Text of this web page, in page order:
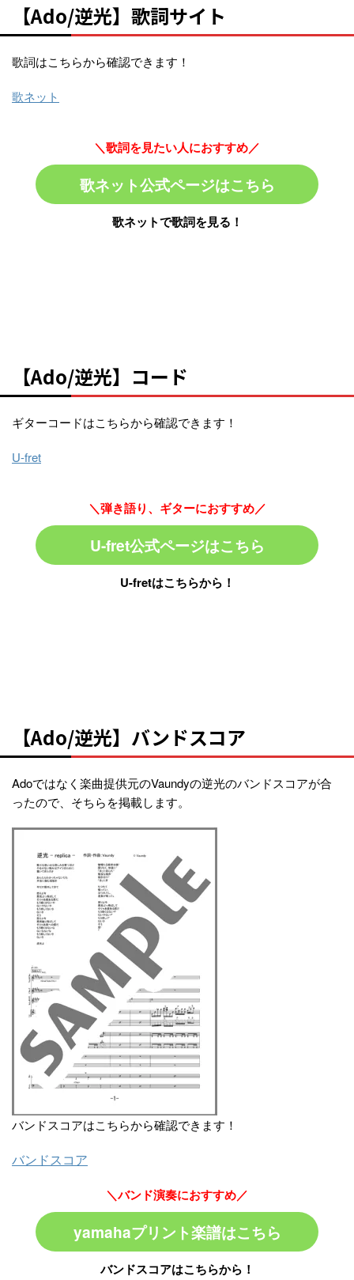
【Ado/逆光】歌詞サイト
歌詞はこちらから確認できます！
歌ネット
＼歌詞を見たい人におすすめ／
歌ネット公式ページはこちら
歌ネットで歌詞を見る！
【Ado/逆光】コード
ギターコードはこちらから確認できます！
U-fret
＼弾き語り、ギターにおすすめ／
U-fret公式ページはこちら
U-fretはこちらから！
【Ado/逆光】バンドスコア
Adoではなく楽曲提供元のVaundyの逆光のバンドスコアが合
ったので、そちらを掲載します。
バンドスコアはこちらから確認できます！
バンドスコア
＼バンド演奏におすすめ／
yamahaプリント楽譜はこちら
バンドスコアはこちらから！